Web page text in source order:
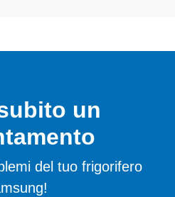
un
del tuo frigorifero